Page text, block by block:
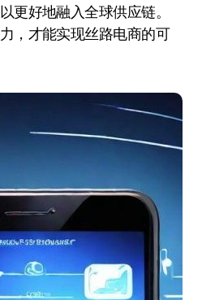
更好地融入全球供应链。
，才能实现丝路电商的可